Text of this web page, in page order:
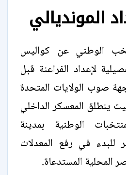
المونديالي
الوطني عن كواليس
لإعداد الفراعنة قبل
صوب الولايات المتحدة
ينطلق المعسكر الداخلي
الوطنية بمدينة
للبدء في رفع المعدلات
المحلية المستدعاة.